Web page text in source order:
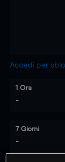
Accedi per
1 Ora
-
7 Giorni
-